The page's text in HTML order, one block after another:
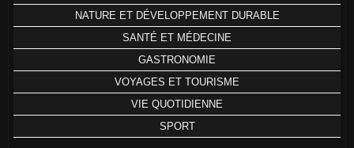
NATURE ET DÉVELOPPEMENT DURABLE
SANTÉ ET MÉDECINE
GASTRONOMIE
VOYAGES ET TOURISME
VIE QUOTIDIENNE
SPORT